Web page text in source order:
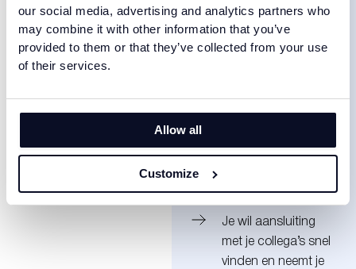
our social media, advertising and analytics partners who
may combine it with other information that you’ve
provided to them or that they’ve collected from your use
of their services.
Allow all
Customize
Technische
Bedrijfskunde)
energie sector
communicatieve
Je wil aansluiting
met je collega’s snel
vinden en neemt je